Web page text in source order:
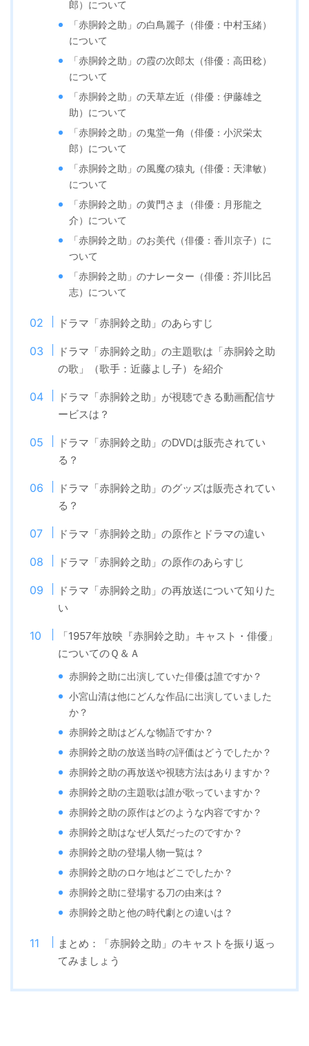
郎）について
「赤胴鈴之助」の白鳥麗子（俳優：中村玉緒）
について
「赤胴鈴之助」の霞の次郎太（俳優：高田稔）
について
「赤胴鈴之助」の天草左近（俳優：伊藤雄之
助）について
「赤胴鈴之助」の鬼堂一角（俳優：小沢栄太
郎）について
「赤胴鈴之助」の風魔の猿丸（俳優：天津敏）
について
「赤胴鈴之助」の黄門さま（俳優：月形龍之
介）について
「赤胴鈴之助」のお美代（俳優：香川京子）に
ついて
「赤胴鈴之助」のナレーター（俳優：芥川比呂
志）について
ドラマ「赤胴鈴之助」のあらすじ
ドラマ「赤胴鈴之助」の主題歌は「赤胴鈴之助
の歌」（歌手：近藤よし子）を紹介
ドラマ「赤胴鈴之助」が視聴できる動画配信サ
ービスは？
ドラマ「赤胴鈴之助」のDVDは販売されてい
る？
ドラマ「赤胴鈴之助」のグッズは販売されてい
る？
ドラマ「赤胴鈴之助」の原作とドラマの違い
ドラマ「赤胴鈴之助」の原作のあらすじ
ドラマ「赤胴鈴之助」の再放送について知りた
い
「1957年放映『赤胴鈴之助』キャスト・俳優」
についてのＱ＆Ａ
赤胴鈴之助に出演していた俳優は誰ですか？
小宮山清は他にどんな作品に出演していました
か？
赤胴鈴之助はどんな物語ですか？
赤胴鈴之助の放送当時の評価はどうでしたか？
赤胴鈴之助の再放送や視聴方法はありますか？
赤胴鈴之助の主題歌は誰が歌っていますか？
赤胴鈴之助の原作はどのような内容ですか？
赤胴鈴之助はなぜ人気だったのですか？
赤胴鈴之助の登場人物一覧は？
赤胴鈴之助のロケ地はどこでしたか？
赤胴鈴之助に登場する刀の由来は？
赤胴鈴之助と他の時代劇との違いは？
まとめ：「赤胴鈴之助」のキャストを振り返っ
てみましょう